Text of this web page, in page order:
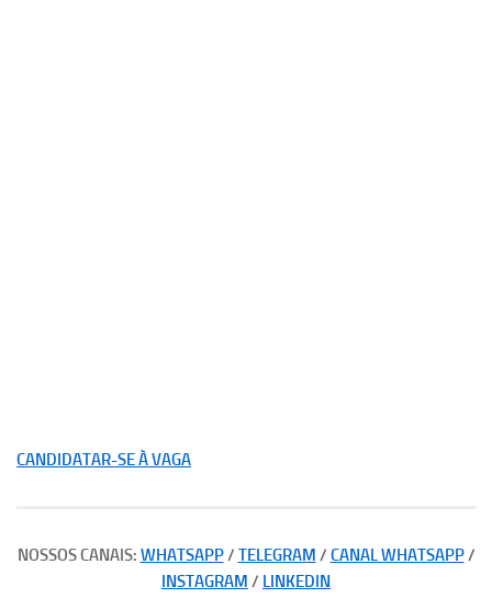
CANDIDATAR-SE À VAGA
NOSSOS CANAIS: WHATSAPP/ TELEGRAM / CANAL WHATSAPP/
INSTAGRAM / LINKEDIN